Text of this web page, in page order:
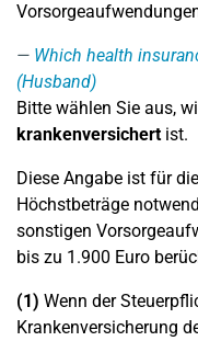
Which health
(Husband)
Bitte wählen Sie aus,
krankenversichertist.
Diese Angabe ist für
Höchstbeträge
sonstigen
bis zu 1.900 Euro
(1) Wenn der
Krankenversicherung